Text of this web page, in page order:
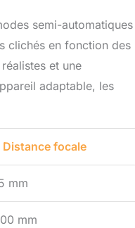
semi-automatiques
clichés en fonction des
et une
adaptable, les
Distance focale
mm
mm